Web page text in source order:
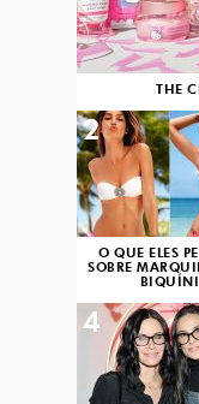
THE
O QUE ELES
SOBRE
BIQUÍNI
2
4